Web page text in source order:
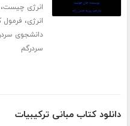
انرژی چیست،
انرژی، فرمول
دانشجوی
سردرگم
دانلود کتاب مبانی ترکیبیات